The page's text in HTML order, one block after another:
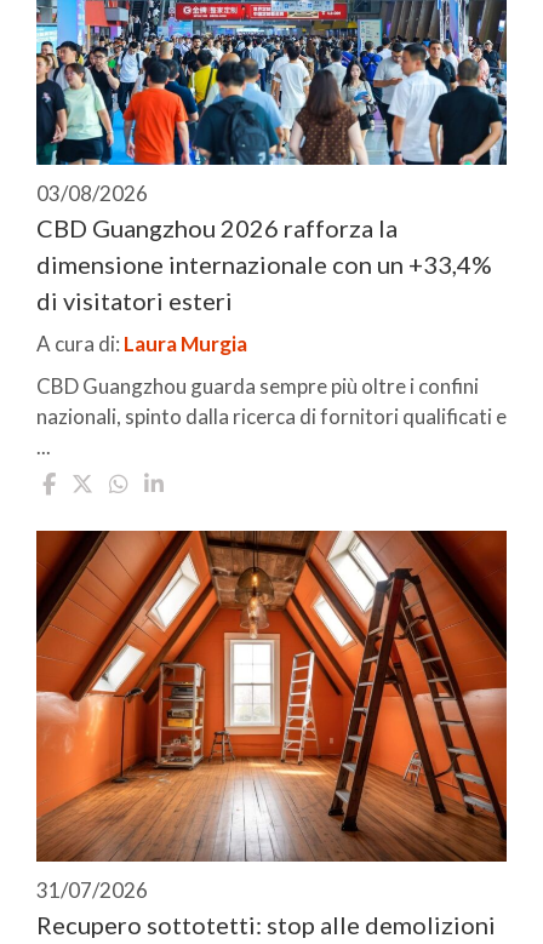
03/08/2026
CBD Guangzhou 2026 rafforza la
dimensione internazionale con un +33,4%
di visitatori esteri
A cura di: Laura Murgia
CBD Guangzhou guarda sempre più oltre i confini
nazionali, spinto dalla ricerca di fornitori qualificati e
...
31/07/2026
Recupero sottotetti: stop alle demolizioni